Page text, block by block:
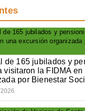
de 165 jubilados y
visitaron la FIDMA
por Bienestar